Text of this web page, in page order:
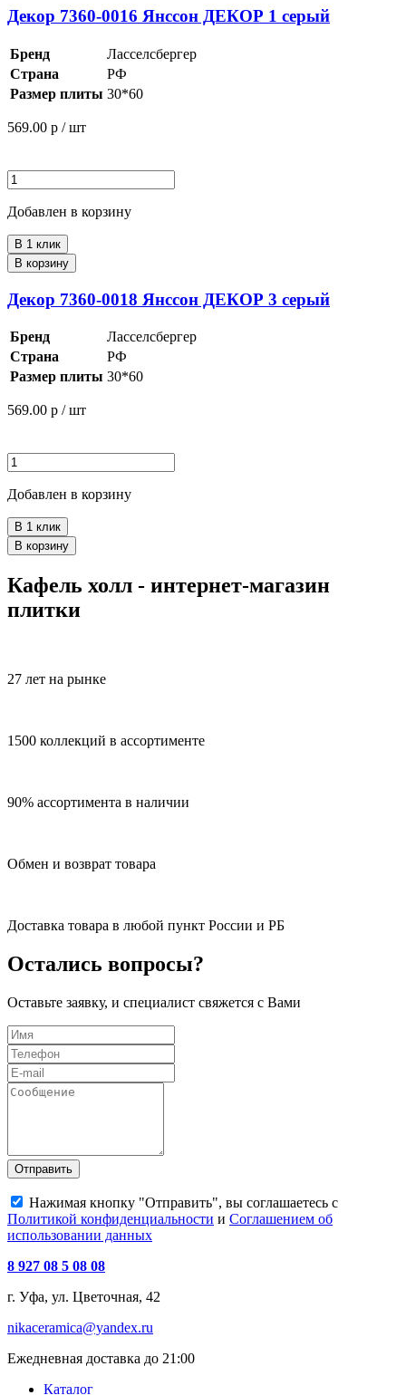
Декор 7360-0016 Янссон ДЕКОР 1 серый
Бренд
Ласселсбергер
Страна
РФ
Размер плиты 30*60
569.00 р / шт
Добавлен в корзину
В 1 клик
В корзину
Декор 7360-0018 Янссон ДЕКОР 3 серый
Бренд
Ласселсбергер
Страна
РФ
Размер плиты 30*60
569.00 р / шт
Добавлен в корзину
В 1 клик
В корзину
Кафель холл - интернет-магазин
плитки
27 лет на рынке
1500 коллекций в ассортименте
90% ассортимента в наличии
Обмен и возврат товара
Доставка товара в любой пункт России и РБ
Остались вопросы?
Оставьте заявку, и специалист свяжется с Вами
Отправить
Нажимая кнопку "Отправить", вы соглашаетесь с
Политикой конфиденциальности и Соглашением об
использовании данных
8 927 08 5 08 08
г. Уфа, ул. Цветочная, 42
nikaceramica@yandex.ru
Ежедневная доставка до 21:00
Каталог